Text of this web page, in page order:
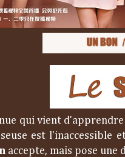
qui vient
est l'inaccessible
accepte, mais pose une